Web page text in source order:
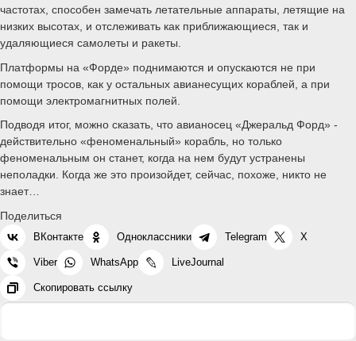
частотах, способен замечать летательные аппараты, летящие на
низких высотах, и отслеживать как приближающиеся, так и
удаляющиеся самолеты и ракеты.
Платформы на «Форде» поднимаются и опускаются не при
помощи тросов, как у остальных авианесущих кораблей, а при
помощи электромагнитных полей.
Подводя итог, можно сказать, что авианосец «Джеральд Форд» -
действительно «феноменальный» корабль, но только
феноменальным он станет, когда на нем будут устранены
неполадки. Когда же это произойдет, сейчас, похоже, никто не
знает…
Поделиться
ВКонтакте Одноклассники Telegram X
Viber WhatsApp LiveJournal
Скопировать ссылку